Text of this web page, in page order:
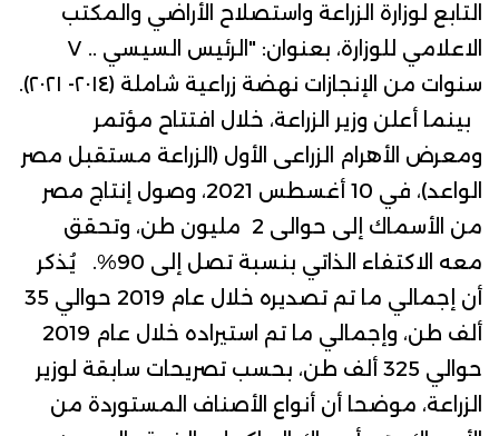
التابع لوزارة الزراعة واستصلاح الأراضي والمكتب
الاعلامي للوزارة، بعنوان: "الرئيس السيسي .. ٧
سنوات من الإنجازات نهضة زراعية شاملة (٢٠١٤- ٢٠٢١).
بينما أعلن وزير الزراعة، خلال افتتاح مؤتمر
ومعرض الأهرام الزراعى الأول (الزراعة مستقبل مصر
الواعد)، في 10 أغسطس 2021، وصول إنتاج مصر
من الأسماك إلى حوالى 2 مليون طن، وتحقق
معه الاكتفاء الذاتي بنسبة تصل إلى 90%. يُذكر
أن إجمالي ما تم تصديره خلال عام 2019 حوالي 35
ألف طن، وإجمالي ما تم استيراده خلال عام 2019
حوالي 325 ألف طن، بحسب تصريحات سابقة لوزير
الزراعة، موضحا أن أنواع الأصناف المستوردة من